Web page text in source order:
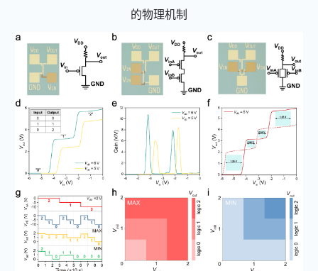
的物理机制